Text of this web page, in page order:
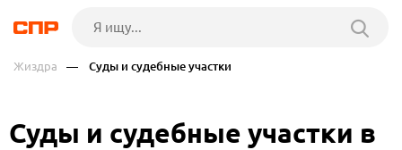
Жиздра — Суды и судебные участки
Суды и судебные участки в